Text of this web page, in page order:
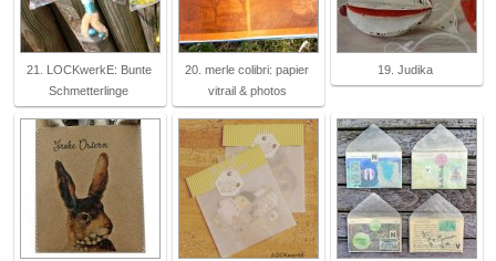
21. LOCKwerkE: Bunte
Schmetterlinge
20. merle colibri: papier
vitrail & photos
19. Judika